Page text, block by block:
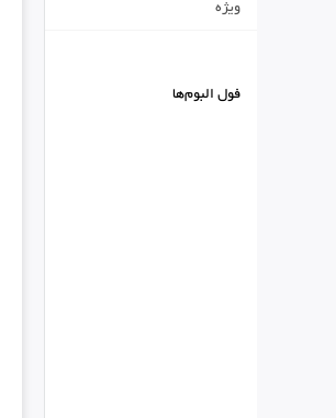
ویژه
فول البوم‌ها